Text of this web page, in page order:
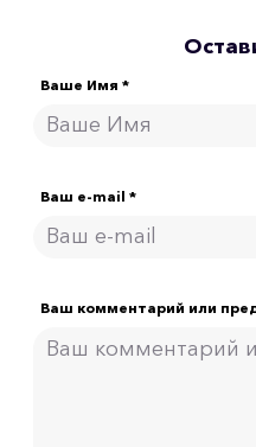
Ваше Имя *
Ваш e-mail *
Ваш комментарий или